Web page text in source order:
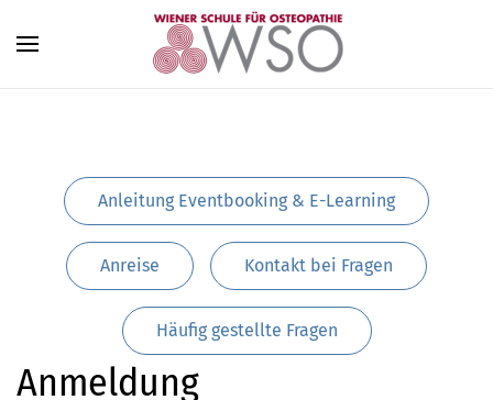
Zum Hauptinhalt springen
Anleitung Eventbooking & E-Learning
Anreise Kontakt bei Fragen
Häufig gestellte Fragen
Anmeldung